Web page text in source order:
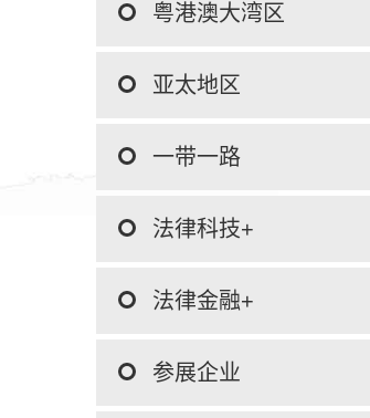
粤港澳大湾区
亚太地区
一带一路
法律科技+
法律金融+
参展企业